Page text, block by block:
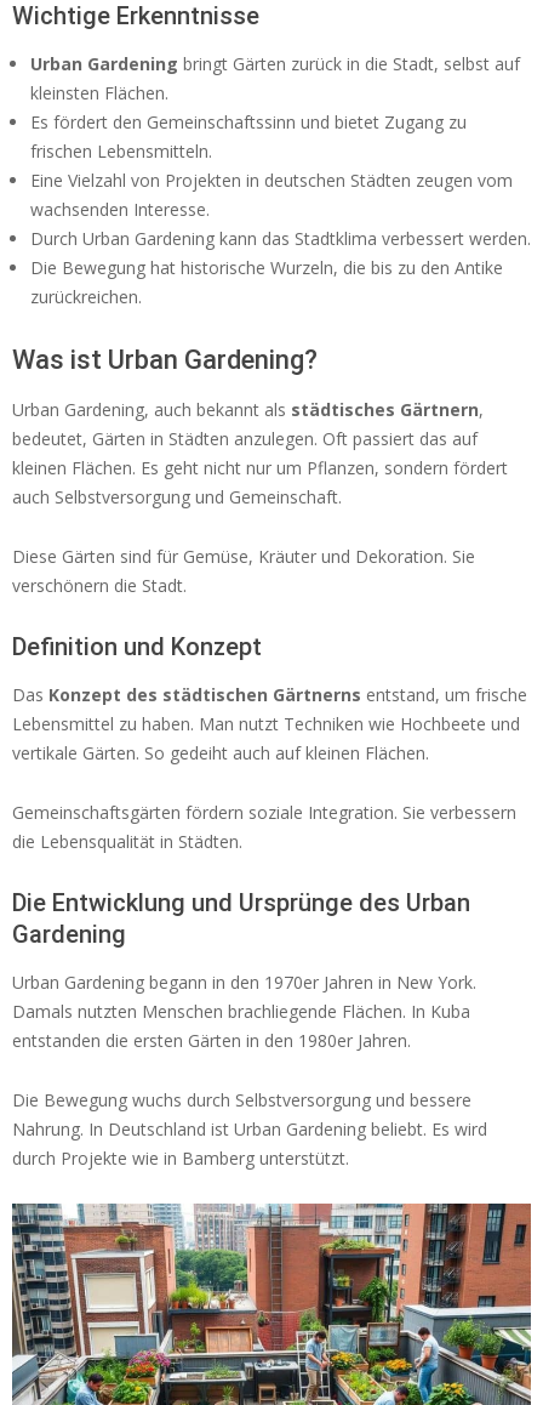
Wichtige Erkenntnisse
Urban Gardening bringt Gärten zurück in die Stadt, selbst auf
kleinsten Flächen.
Es fördert den Gemeinschaftssinn und bietet Zugang zu
frischen Lebensmitteln.
Eine Vielzahl von Projekten in deutschen Städten zeugen vom
wachsenden Interesse.
Durch Urban Gardening kann das Stadtklima verbessert werden.
Die Bewegung hat historische Wurzeln, die bis zu den Antike
zurückreichen.
Was ist Urban Gardening?
Urban Gardening, auch bekannt als städtisches Gärtnern,
bedeutet, Gärten in Städten anzulegen. Oft passiert das auf
kleinen Flächen. Es geht nicht nur um Pflanzen, sondern fördert
auch Selbstversorgung und Gemeinschaft.
Diese Gärten sind für Gemüse, Kräuter und Dekoration. Sie
verschönern die Stadt.
Definition und Konzept
Das Konzept des städtischen Gärtnerns entstand, um frische
Lebensmittel zu haben. Man nutzt Techniken wie Hochbeete und
vertikale Gärten. So gedeiht auch auf kleinen Flächen.
Gemeinschaftsgärten fördern soziale Integration. Sie verbessern
die Lebensqualität in Städten.
Die Entwicklung und Ursprünge des Urban
Gardening
Urban Gardening begann in den 1970er Jahren in New York.
Damals nutzten Menschen brachliegende Flächen. In Kuba
entstanden die ersten Gärten in den 1980er Jahren.
Die Bewegung wuchs durch Selbstversorgung und bessere
Nahrung. In Deutschland ist Urban Gardening beliebt. Es wird
durch Projekte wie in Bamberg unterstützt.